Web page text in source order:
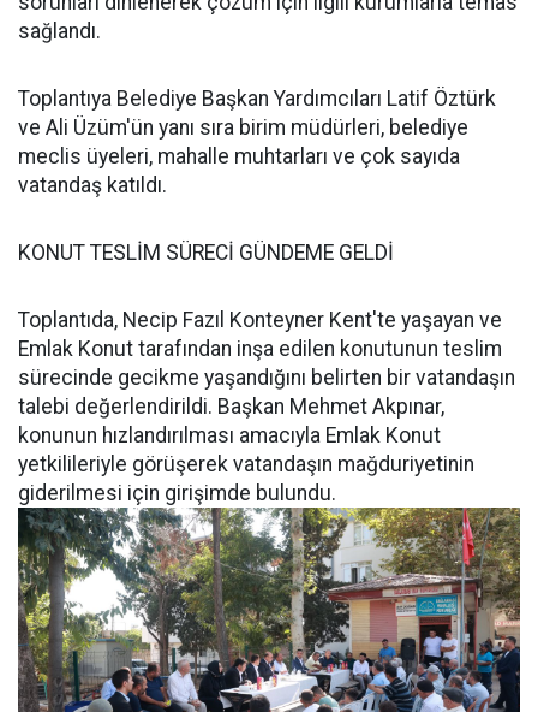
sağlandı.
Toplantıya Belediye Başkan Yardımcıları Latif Öztürk
ve Ali Üzüm'ün yanı sıra birim müdürleri, belediye
meclis üyeleri, mahalle muhtarları ve çok sayıda
vatandaş katıldı.
KONUT TESLİM SÜRECİ GÜNDEME GELDİ
Toplantıda, Necip Fazıl Konteyner Kent'te yaşayan ve
Emlak Konut tarafından inşa edilen konutunun teslim
sürecinde gecikme yaşandığını belirten bir vatandaşın
talebi değerlendirildi. Başkan Mehmet Akpınar,
konunun hızlandırılması amacıyla Emlak Konut
yetkilileriyle görüşerek vatandaşın mağduriyetinin
giderilmesi için girişimde bulundu.